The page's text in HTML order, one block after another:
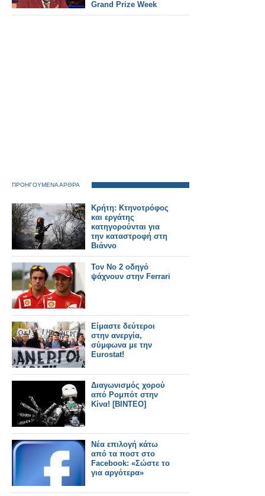
Grand Prize Week
ΠΡΟΗΓΟΥΜΕΝΑ ΑΡΘΡΑ
Κρήτη: Κτηνοτρόφος
και εργάτης
κατηγορούνται για
την καταστροφή στη
Βιάννο
Τον Νο 2 οδηγό
ψάχνουν στην Ferrari
Είμαστε δεύτεροι
στην ανεργία,
σύμφωνα με την
Eurostat!
Διαγωνισμός χορού
από Ρομπότ στην
Κίνα! [ΒΙΝΤΕΟ]
Nέα επιλογή κάτω
από τα ποστ στο
Facebook: «Σώστε το
για αργότερα»